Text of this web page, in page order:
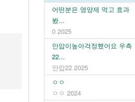
어떤분은 영양제 먹고 효과
봤...
0 2025
안압이높아걱정했어요 우측
22...
안압22 2025
ㅇㅇ
ㅇㅇ 2024